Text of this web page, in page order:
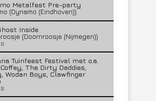
Metalfest Pre-party
(Dynamo (Eindhoven))
Inside
(Doornroosje (Nijmegen))
Tuinfeest Festival met o.a.
The Dirty Daddies,
Wodan Boys, Clawfinger